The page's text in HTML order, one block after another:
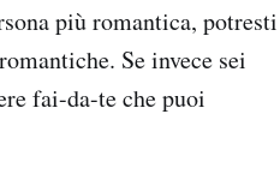
più romantica, potresti
Se invece sei
fai-da-te che puoi